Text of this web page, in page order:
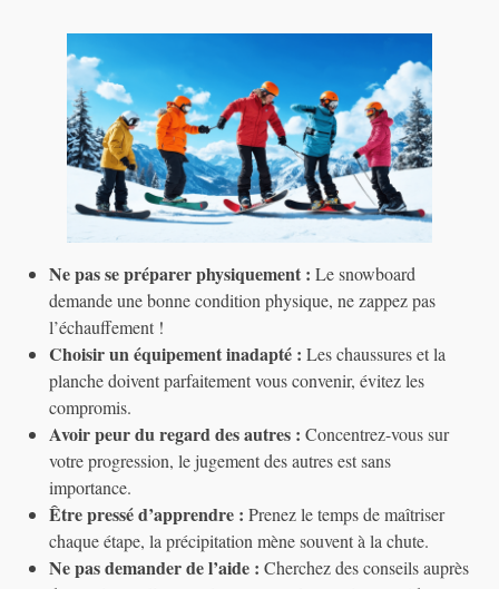
Ne pas se préparer physiquement : Le snowboard
demande une bonne condition physique, ne zappez pas
l’échauffement !
Choisir un équipement inadapté : Les chaussures et la
planche doivent parfaitement vous convenir, évitez les
compromis.
Avoir peur du regard des autres : Concentrez-vous sur
votre progression, le jugement des autres est sans
importance.
Être pressé d’apprendre : Prenez le temps de maîtriser
chaque étape, la précipitation mène souvent à la chute.
Ne pas demander de l’aide : Cherchez des conseils auprès